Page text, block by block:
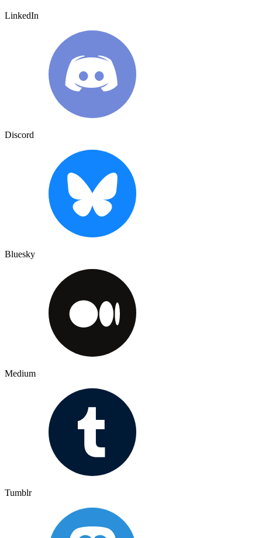
LinkedIn
Discord
Bluesky
Medium
Tumblr